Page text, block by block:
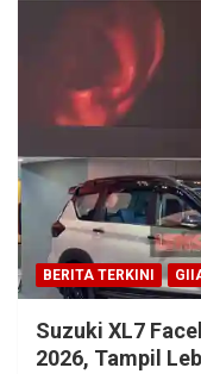
BERITA TERKINI
Suzuki XL7
2026, Tampil